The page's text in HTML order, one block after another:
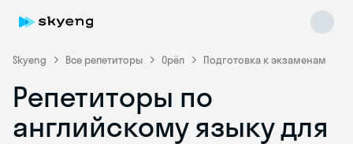
Skyeng Все репетиторы Орёл Подготовка к экзаменам
Репетиторы по
английскому языку для